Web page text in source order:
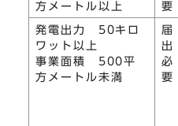
方メートル以上
要
発電出力 50キロ
ワット以上
事業面積 500平
方メートル未満
届
出
必
要